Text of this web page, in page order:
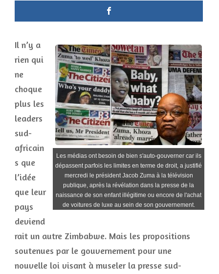
Les médias ont besoin de bien s'auto-gouverner car ils
dépassent parfois les limites en terme de droit, a justifié
mercredi le président Jacob Zuma à la télévision
publique, après la révélation dans la presse de la
naissance de son enfant illégitime ou encore de l'achat
de voitures de luxe au sein de son gouvernement.
Il n’y a
rien qui
ne
choque
plus les
leaders
sud-
africain
s que
l’idée
que leur
pays
deviend
rait un autre Zimbabwe. Mais les propositions
soutenues par le gouvernement pour une
nouvelle loi visant à museler la presse sud-